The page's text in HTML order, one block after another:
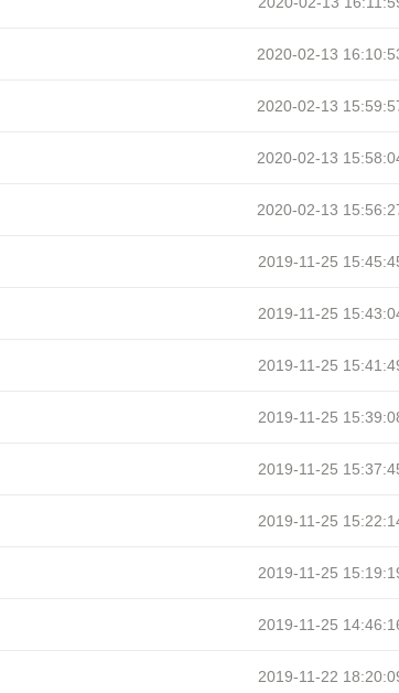
2020-02-13
2020-02-13
2020-02-13
2020-02-13
2019-11-25
2019-11-25
2019-11-25
2019-11-25
2019-11-25
2019-11-25
2019-11-25
2019-11-25
2019-11-22